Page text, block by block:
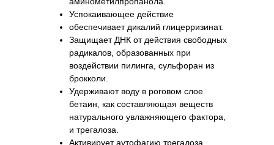
Успокаивающее действие
обеспечивает дикалий глицерризинат.
Защищает ДНК от действия свободных
радикалов, образованных при
воздействии пилинга, сульфоран из
брокколи.
Удерживают воду в роговом слое
бетаин, как составляющая веществ
натурального увлажняющего фактора,
и трегалоза.
Активирует аутофагию трегалоза